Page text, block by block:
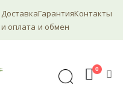
Доставка
и оплата
Гарантия
и обмен
Контакты
0